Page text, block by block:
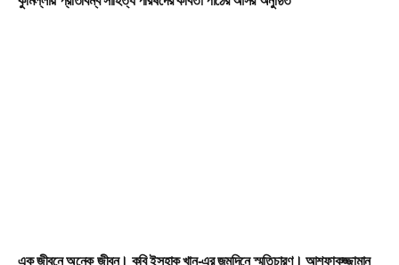
এক জীবনে অনেক জীবন। কবি ইসহাক খান-এর জন্মদিনে স্মৃতিচারণ। আশফাকুজ্জামান